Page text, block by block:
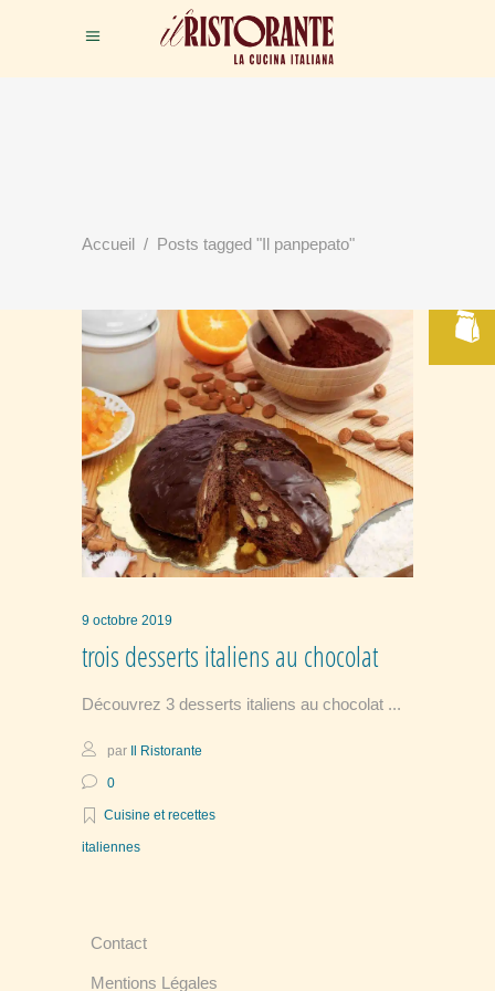
Accueil / Posts tagged "Il panpepato"
9 octobre 2019
trois desserts italiens au chocolat
Découvrez 3 desserts italiens au chocolat
par Il Ristorante
0
Cuisine et recettes
italiennes
VOTRE TABLE
Contact
Mentions Légales